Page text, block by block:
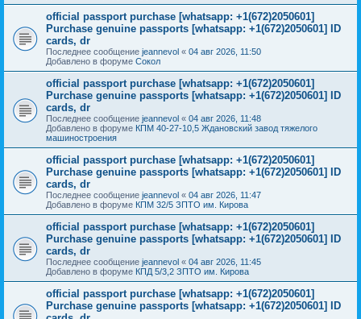
official passport purchase [whatsapp: +1(672)2050601]
Purchase genuine passports [whatsapp: +1(672)2050601] ID
cards, dr
Последнее сообщение jeannevol « 04 авг 2026, 11:50
Добавлено в форуме Сокол
official passport purchase [whatsapp: +1(672)2050601]
Purchase genuine passports [whatsapp: +1(672)2050601] ID
cards, dr
Последнее сообщение jeannevol « 04 авг 2026, 11:48
Добавлено в форуме КПМ 40-27-10,5 Ждановский завод тяжелого
машиностроения
official passport purchase [whatsapp: +1(672)2050601]
Purchase genuine passports [whatsapp: +1(672)2050601] ID
cards, dr
Последнее сообщение jeannevol « 04 авг 2026, 11:47
Добавлено в форуме КПМ 32/5 ЗПТО им. Кирова
official passport purchase [whatsapp: +1(672)2050601]
Purchase genuine passports [whatsapp: +1(672)2050601] ID
cards, dr
Последнее сообщение jeannevol « 04 авг 2026, 11:45
Добавлено в форуме КПД 5/3,2 ЗПТО им. Кирова
official passport purchase [whatsapp: +1(672)2050601]
Purchase genuine passports [whatsapp: +1(672)2050601] ID